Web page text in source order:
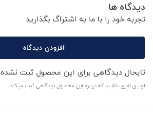
دیدگاه ها
تجربه خود را با ما به اشتراگ بگذارید
افزودن دیدگاه
تابحال دیدگاهی برای این محصول ثبت نشده
اولین نفری باشید که درباره این محصول دیدگاهی ثبت میکند